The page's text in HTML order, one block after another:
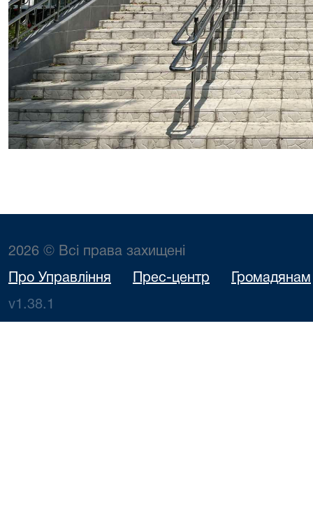
2026 © Всі права захищені
Про Управління Прес-центр Громадянам
v1.38.1